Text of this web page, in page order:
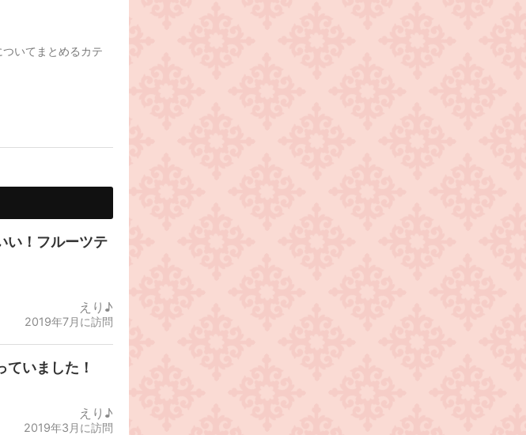
いてまとめるカテ
い！フルーツテ
えり♪
2019年7月に訪問
いました！
えり♪
2019年3月に訪問